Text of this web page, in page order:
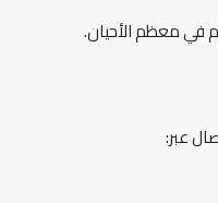
في معظم الأحيان.
عبر: